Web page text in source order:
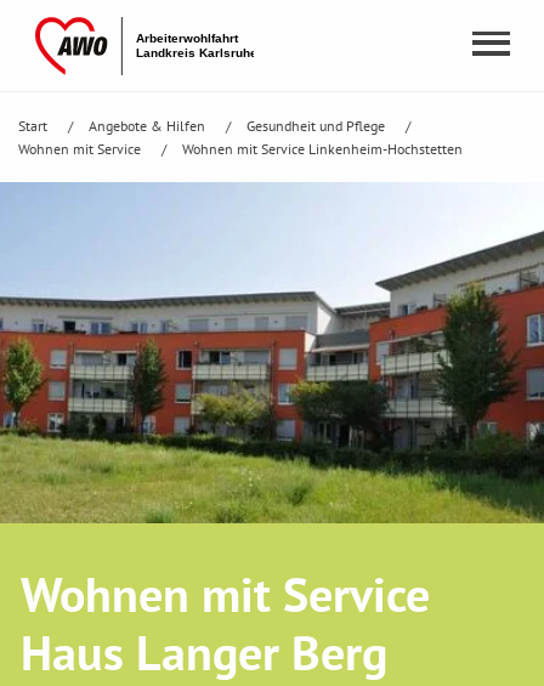
Start Angebote & Hilfen
Gesundheit und Pflege
Wohnen mit Service
Wohnen mit Service Linkenheim-Hochstetten
Wohnen mit Service
Haus Langer Berg